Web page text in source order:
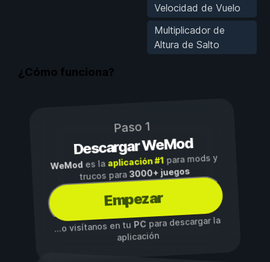
Velocidad de Vuelo
Multiplicador de
Altura de Salto
¿Cómo funciona?
Paso 1
Descargar WeMod
WeMod es la aplicación #1para mods y
trucos para3000+ juegos
Empezar
...o visítanos en tuPCpara descargar la
aplicación